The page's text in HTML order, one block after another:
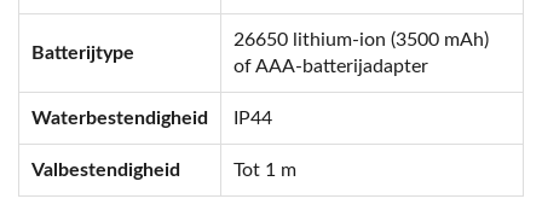
Batterijtype
26650 lithium-ion (3500 mAh)
of AAA-batterijadapter
Waterbestendigheid IP44
Valbestendigheid Tot 1 m